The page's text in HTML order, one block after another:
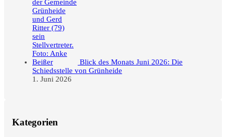
Blick des Monats Juni 2026: Die
Schiedsstelle von Grünheide
1. Juni 2026
Kategorien